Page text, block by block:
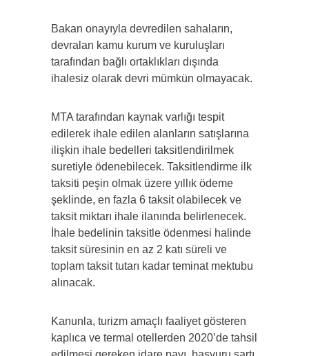
Bakan onayıyla devredilen sahaların,
devralan kamu kurum ve kuruluşları
tarafından bağlı ortaklıkları dışında
ihalesiz olarak devri mümkün olmayacak.
MTA tarafından kaynak varlığı tespit
edilerek ihale edilen alanların satışlarına
ilişkin ihale bedelleri taksitlendirilmek
suretiyle ödenebilecek. Taksitlendirme ilk
taksiti peşin olmak üzere yıllık ödeme
şeklinde, en fazla 6 taksit olabilecek ve
taksit miktarı ihale ilanında belirlenecek.
İhale bedelinin taksitle ödenmesi halinde
taksit süresinin en az 2 katı süreli ve
toplam taksit tutarı kadar teminat mektubu
alınacak.
Kanunla, turizm amaçlı faaliyet gösteren
kaplıca ve termal otellerden 2020’de tahsil